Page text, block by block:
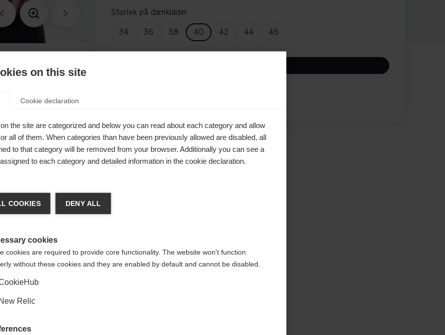
Storlek på damkläder
34 36 38 40 42 44 46
och
för
i
språk
-butiken?
Ja, jag vill gärna bli omdirigerad
on this site
Cookie declaration
the site are categorized and below you can read about each category and allow
all of them. When categories than have been previously allowed are disabled, all
to that category will be removed from your browser. Additionally you can see a
to each category and detailed information in the cookie declaration.
COOKIES DENY ALL
cookies
cookies are required to provide core functionality. The website won't function
without these cookies and they are enabled by default and cannot be disabled.
New Relic